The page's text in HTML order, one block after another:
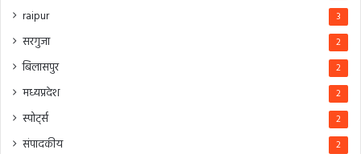
raipur 3
सरगुजा 2
बिलासपुर 2
मध्यप्रदेश 2
स्पोर्ट्स 2
संपादकीय 2